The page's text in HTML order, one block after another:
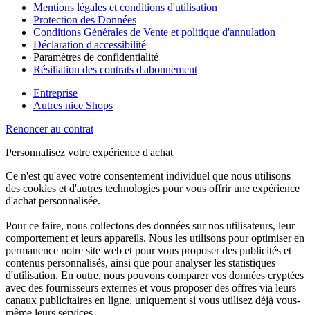
Mentions légales et conditions d'utilisation
Protection des Données
Conditions Générales de Vente et politique d'annulation
Déclaration d'accessibilité
Paramètres de confidentialité
Résiliation des contrats d'abonnement
Entreprise
Autres nice Shops
Renoncer au contrat
Personnalisez votre expérience d'achat
Ce n'est qu'avec votre consentement individuel que nous utilisons
des cookies et d'autres technologies pour vous offrir une expérience
d'achat personnalisée.
Pour ce faire, nous collectons des données sur nos utilisateurs, leur
comportement et leurs appareils. Nous les utilisons pour optimiser en
permanence notre site web et pour vous proposer des publicités et
contenus personnalisés, ainsi que pour analyser les statistiques
d'utilisation. En outre, nous pouvons comparer vos données cryptées
avec des fournisseurs externes et vous proposer des offres via leurs
canaux publicitaires en ligne, uniquement si vous utilisez déjà vous-
même leurs services.